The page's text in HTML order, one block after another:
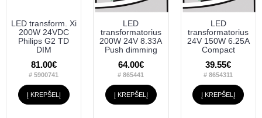
LED transform. Xi
200W 24VDC
Philips G2 TD
DIM
81.00€
# 5900741
Į KREPŠELĮ
LED
transformatorius
200W 24V 8.33A
Push dimming
64.00€
# 865441
Į KREPŠELĮ
LED
transformatorius
24V 150W 6.25A
Compact
39.55€
# 8654311
Į KREPŠELĮ